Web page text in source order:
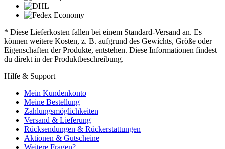
* Diese Lieferkosten fallen bei einem Standard-Versand an. Es
können weitere Kosten, z. B. aufgrund des Gewichts, Größe oder
Eigenschaften der Produkte, entstehen. Diese Informationen findest
du direkt in der Produktbeschreibung.
Hilfe & Support
Mein Kundenkonto
Meine Bestellung
Zahlungsmöglichkeiten
Versand & Lieferung
Rücksendungen & Rückerstattungen
Aktionen & Gutscheine
Weitere Fragen?